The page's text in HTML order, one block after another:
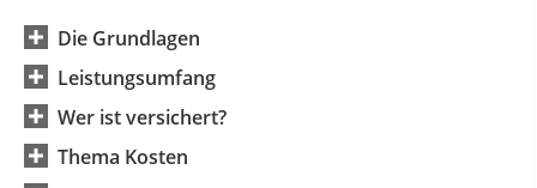
Die Grundlagen
Leistungsumfang
Wer ist versichert?
Thema Kosten